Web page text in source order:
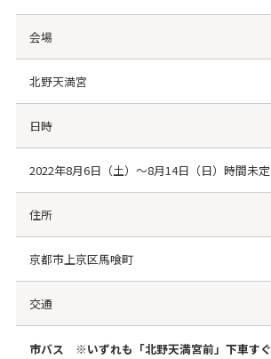
会場
北野天満宮
日時
2022年8月6日（土）～8月14日（日）時間未定
住所
京都市上京区馬喰町
交通
市バス ※いずれも「北野天満宮前」下車すぐ